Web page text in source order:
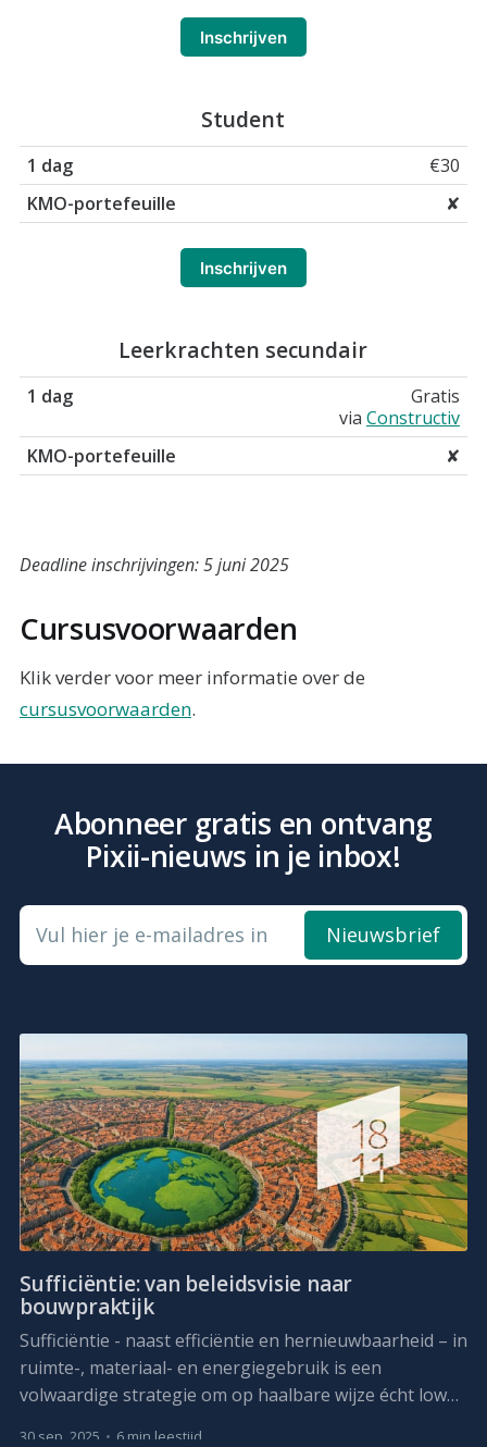
Inschrijven
Student
€30
✘
Inschrijven
Leerkrachten secundair
Gratis
via Constructiv
✘
Deadline inschrijvingen: 5 juni 2025
Cursusvoorwaarden
Klik verder voor meer informatie over de
cursusvoorwaarden.
Abonneer gratis en ontvang
Pixii-nieuws in je inbox!
Vul hier je e-mailadres in Nieuwsbrief
Sufficiëntie: van beleidsvisie naar
bouwpraktijk
Sufficiëntie - naast efficiëntie en hernieuwbaarheid – in
ruimte-, materiaal- en energiegebruik is een
volwaardige strategie om op haalbare wijze écht low
30 sep. 2025 • 6 min leestijd